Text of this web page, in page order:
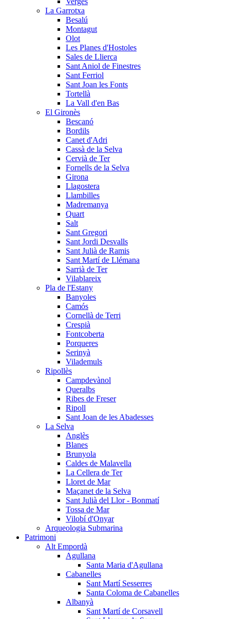
La Garrotxa
Besalú
Montagut
Olot
Les Planes d'Hostoles
Sales de Llierca
Sant Aniol de Finestres
Sant Ferriol
Sant Joan les Fonts
Tortellà
La Vall d'en Bas
El Gironès
Bescanó
Bordils
Canet d'Adri
Cassà de la Selva
Cervià de Ter
Fornells de la Selva
Girona
Llagostera
Llambilles
Madremanya
Quart
Salt
Sant Gregori
Sant Jordi Desvalls
Sant Julià de Ramis
Sant Martí de Llémana
Sarrià de Ter
Vilablareix
Pla de l'Estany
Banyoles
Camós
Cornellà de Terri
Crespià
Fontcoberta
Porqueres
Serinyà
Vilademuls
Ripollès
Campdevànol
Queralbs
Ribes de Freser
Ripoll
Sant Joan de les Abadesses
La Selva
Anglès
Blanes
Brunyola
Caldes de Malavella
La Cellera de Ter
Lloret de Mar
Maçanet de la Selva
Sant Julià del Llor - Bonmatí
Tossa de Mar
Vilobí d'Onyar
Arqueologia Submarina
Patrimoni
Alt Empordà
Agullana
Santa Maria d'Agullana
Cabanelles
Sant Martí Sesserres
Santa Coloma de Cabanelles
Albanyà
Sant Martí de Corsavell